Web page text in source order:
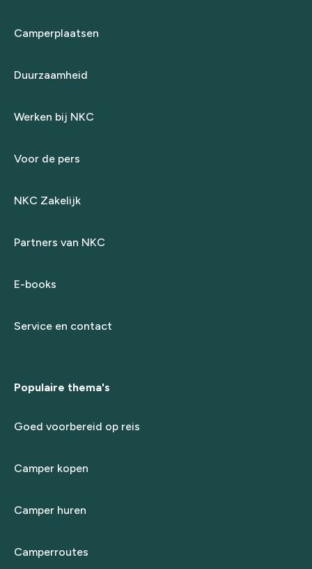
Camperplaatsen
Duurzaamheid
Werken bij NKC
Voor de pers
NKC Zakelijk
Partners van NKC
E-books
Service en contact
Populaire thema's
Goed voorbereid op reis
Camper kopen
Camper huren
Camperroutes